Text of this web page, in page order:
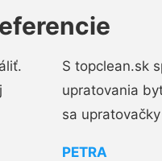
S topclean.sk
upratovania
sa
PETRA